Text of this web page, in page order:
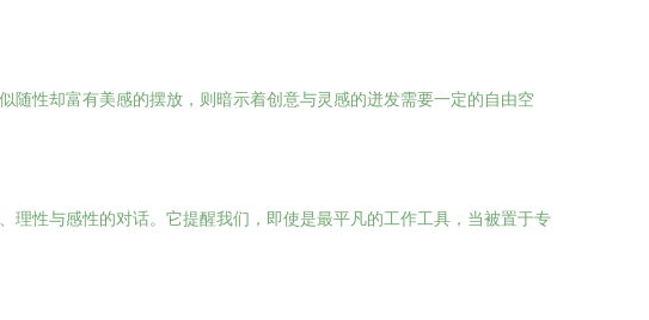
性却富有美感的摆放，则暗示着创意与灵感的迸发需要一定的自由空
理性与感性的对话。它提醒我们，即使是最平凡的工作工具，当被置于专